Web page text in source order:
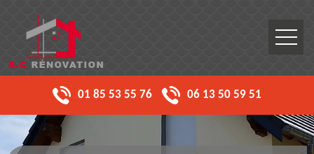
01 85 53 55 76 06 13 50 59 51